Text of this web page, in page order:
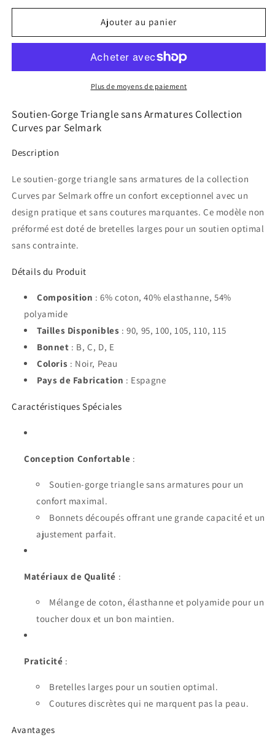
quantité
Soutien-
sans
Selmark
quantité
Soutien-
triangle
sans
armatures
Selmark
Ajouter au panier
Plus de moyens de paiement
Soutien-Gorge Triangle sans Armatures Collection
Curves par Selmark
Description
Le soutien-gorge triangle sans armatures de la collection
Curves par Selmark offre un confort exceptionnel avec un
design pratique et sans coutures marquantes. Ce modèle non
préformé est doté de bretelles larges pour un soutien optimal
sans contrainte.
Détails du Produit
Composition : 6% coton, 40% elasthanne, 54%
polyamide
Tailles Disponibles : 90, 95, 100, 105, 110, 115
Bonnet : B, C, D, E
Coloris : Noir, Peau
Pays de Fabrication : Espagne
Caractéristiques Spéciales
Conception Confortable :
Soutien-gorge triangle sans armatures pour un
confort maximal.
Bonnets découpés offrant une grande capacité et un
ajustement parfait.
Matériaux de Qualité :
Mélange de coton, élasthanne et polyamide pour un
toucher doux et un bon maintien.
Praticité :
Bretelles larges pour un soutien optimal.
Coutures discrètes qui ne marquent pas la peau.
Avantages